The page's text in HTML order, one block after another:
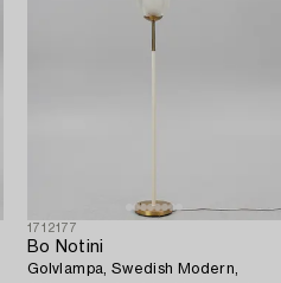
1712177
Bo Notini
Golvlampa, Swedish Modern,